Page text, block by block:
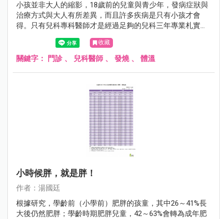
小孩並非大人的縮影，18歲前的兒童與青少年，發病症狀與
治療方式與大人有所差異，而且許多疾病是只有小孩才會
得。只有兒科專科醫師才是經過足夠的兒科三年專業札實訓
練。相較於其他科，兒科醫師對於小兒疾病全身性的評估更
收藏
關鍵字： 門診 、 兒科醫師 、 發燒、 體溫
小時候胖，就是胖！
作者：湯國廷
根據研究，學齡前（小學前）肥胖的孩童，其中26～41%長
大後仍然肥胖；學齡時期肥胖兒童，42～63%會轉為成年肥